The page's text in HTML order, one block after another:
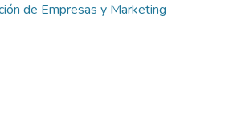
de Empresas y Marketing